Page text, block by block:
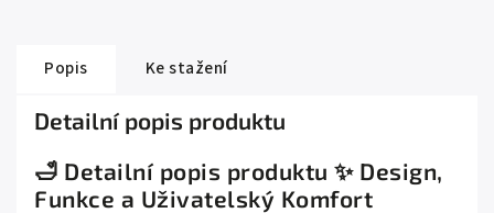
Popis Ke stažení
Detailní popis produktu
🛁 Detailní popis produktu ✨ Design,
Funkce a Uživatelský Komfort